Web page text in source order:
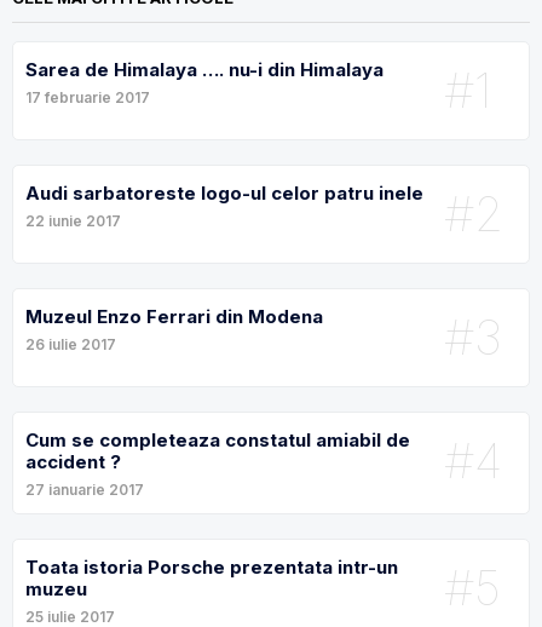
#1
Sarea de Himalaya …. nu-i din Himalaya
17 februarie 2017
#2
Audi sarbatoreste logo-ul celor patru inele
22 iunie 2017
#3
Muzeul Enzo Ferrari din Modena
26 iulie 2017
#4
Cum se completeaza constatul amiabil de
accident ?
27 ianuarie 2017
#5
Toata istoria Porsche prezentata intr-un
muzeu
25 iulie 2017